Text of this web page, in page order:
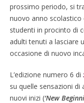
prossimo periodo, si
nuovo anno scolastico
studenti in procinto di
adulti tenuti a lasciare
occasione di nuovo
L’edizione numero 6 di
su quelle sensazioni
nuovi inizi (‘New